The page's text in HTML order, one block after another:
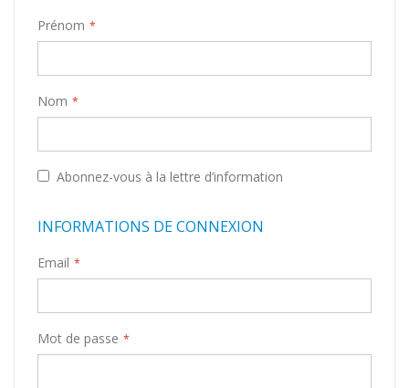
Prénom
Nom
Abonnez-vous à la lettre d’information
INFORMATIONS DE CONNEXION
Email
Mot de passe